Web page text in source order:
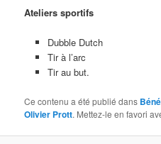
Ateliers sportifs
Dubble Dutch
Tir à l’arc
Tir au but.
Ce contenu a été publié dans
Olivier Prott. Mettez-le en favori